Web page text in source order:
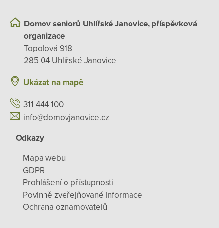
Domov seniorů Uhlířské Janovice, příspěvková
organizace
Topolová 918
285 04 Uhlířské Janovice
Ukázat na mapě
311 444 100
info@domovjanovice.cz
Odkazy
Mapa webu
GDPR
Prohlášení o přístupnosti
Povinně zveřejňované informace
Ochrana oznamovatelů